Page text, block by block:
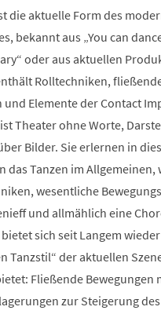
die aktuelle Form des
bekannt aus „You can
oder aus aktuellen
Rolltechniken,
und Elemente der Contact
Theater ohne Worte,
Bilder. Sie erlernen in
das Tanzen im Allgemeinen,
wesentliche
und allmählich eine
sich seit Langem
Tanzstil“ der aktuellen
Fließende Bewegungen
zur Steigerung des